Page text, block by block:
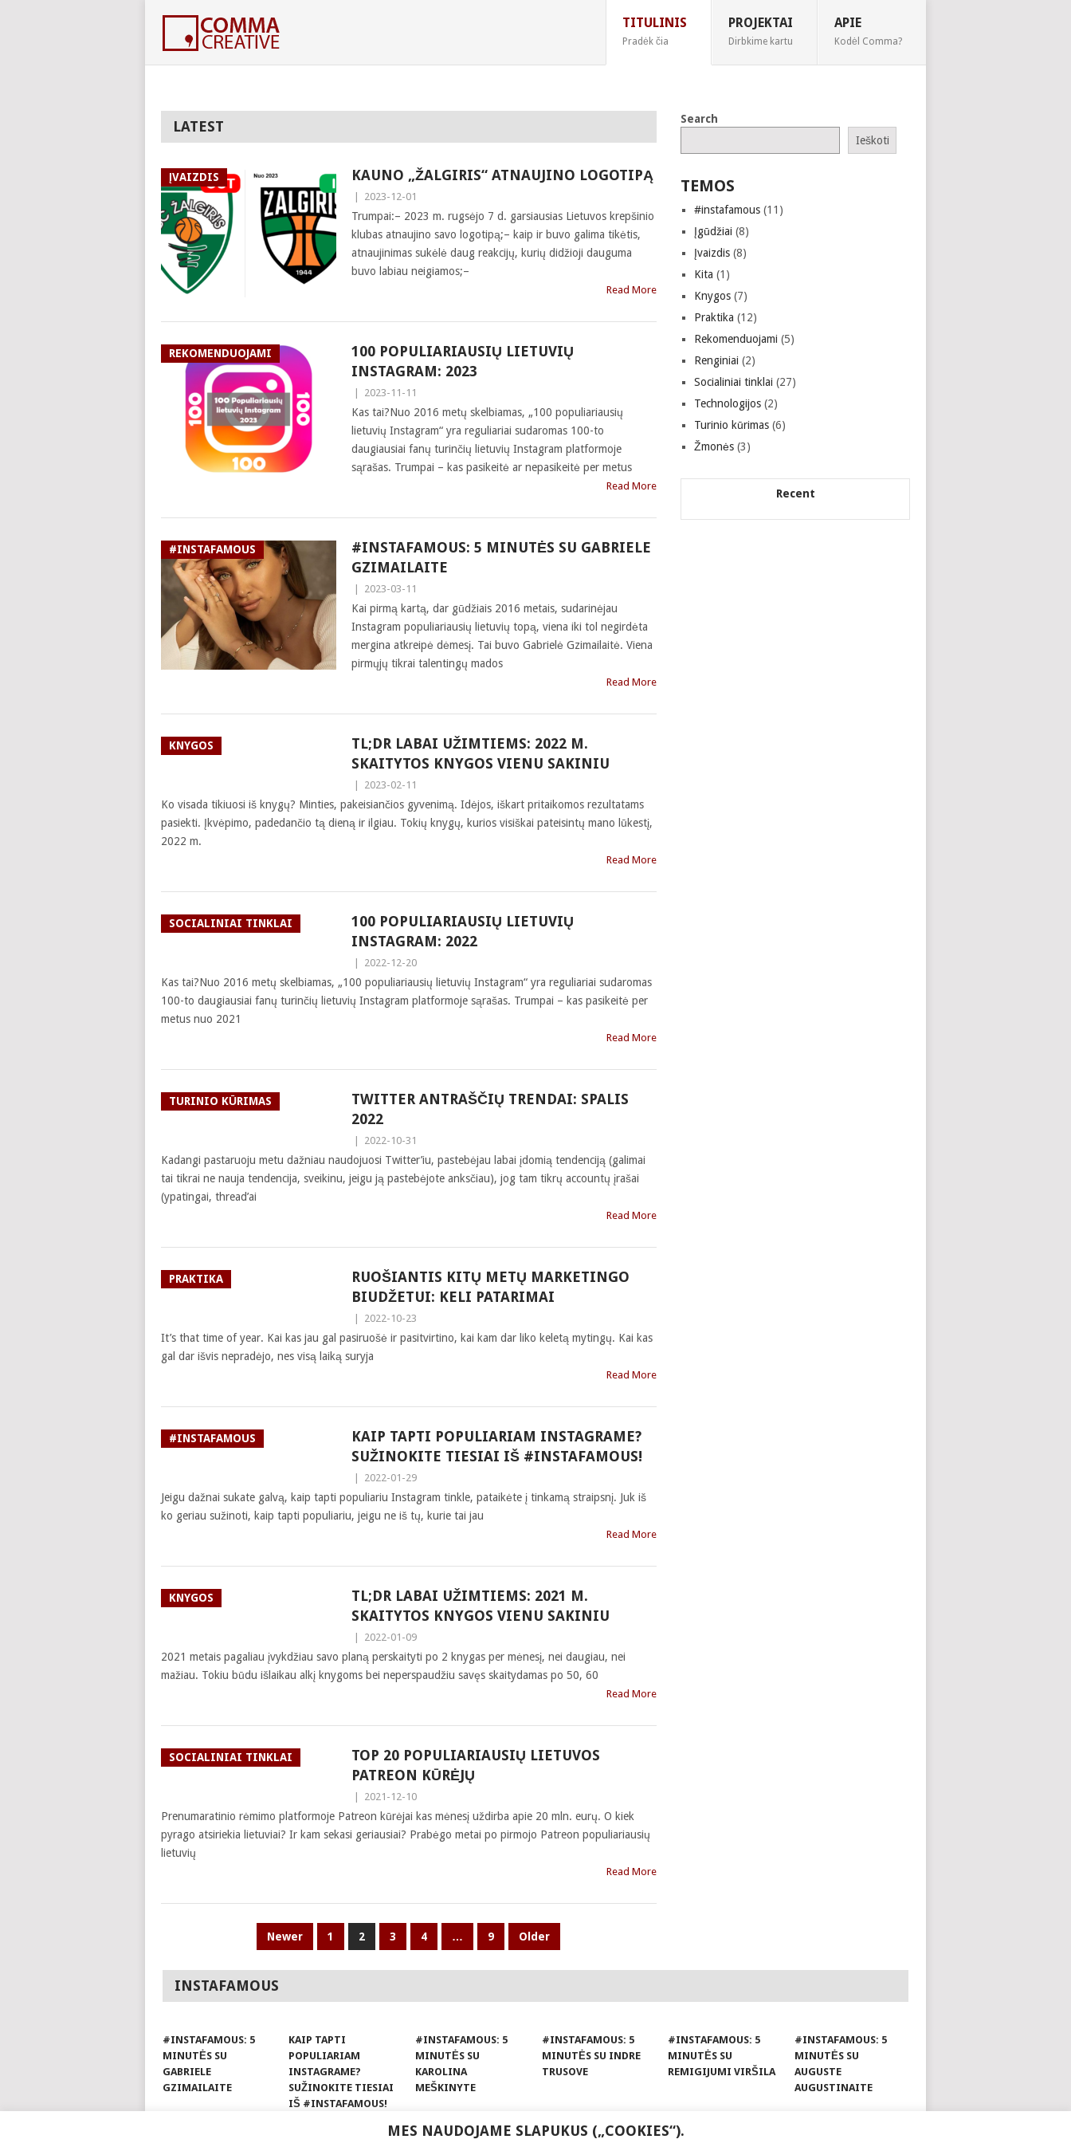
TITULINIS
Pradėk čia
PROJEKTAI
Dirbkime kartu
APIE
Kodėl Comma?
LATEST
ĮVAIZDIS KAUNO „ŽALGIRIS“ ATNAUJINO LOGOTIPĄ
2023-12-01
Trumpai:– 2023 m. rugsėjo 7 d. garsiausias Lietuvos krepšinio
klubas atnaujino savo logotipą;– kaip ir buvo galima tikėtis,
atnaujinimas sukėlė daug reakcijų, kurių didžioji dauguma
buvo labiau neigiamos;–
Read More
REKOMENDUOJAMI
100 POPULIARIAUSIŲ LIETUVIŲ
INSTAGRAM: 2023
2023-11-11
Kas tai?Nuo 2016 metų skelbiamas, „100 populiariausių
lietuvių Instagram“ yra reguliariai sudaromas 100-to
daugiausiai fanų turinčių lietuvių Instagram platformoje
sąrašas. Trumpai – kas pasikeitė ar nepasikeitė per metus
Read More
#INSTAFAMOUS
#INSTAFAMOUS: 5 MINUTĖS SU GABRIELE
GZIMAILAITE
2023-03-11
Kai pirmą kartą, dar gūdžiais 2016 metais, sudarinėjau
Instagram populiariausių lietuvių topą, viena iki tol negirdėta
mergina atkreipė dėmesį. Tai buvo Gabrielė Gzimailaitė. Viena
pirmųjų tikrai talentingų mados
Read More
KNYGOS
TL;DR LABAI UŽIMTIEMS: 2022 M.
SKAITYTOS KNYGOS VIENU SAKINIU
2023-02-11
Ko visada tikiuosi iš knygų? Minties, pakeisiančios gyvenimą. Idėjos, iškart pritaikomos rezultatams
pasiekti. Įkvėpimo, padedančio tą dieną ir ilgiau. Tokių knygų, kurios visiškai pateisintų mano lūkestį,
2022 m.
Read More
SOCIALINIAI TINKLAI
100 POPULIARIAUSIŲ LIETUVIŲ
INSTAGRAM: 2022
2022-12-20
Kas tai?Nuo 2016 metų skelbiamas, „100 populiariausių lietuvių Instagram“ yra reguliariai sudaromas
100-to daugiausiai fanų turinčių lietuvių Instagram platformoje sąrašas. Trumpai – kas pasikeitė per
metus nuo 2021
Read More
TURINIO KŪRIMAS
TWITTER ANTRAŠČIŲ TRENDAI: SPALIS
2022
2022-10-31
Kadangi pastaruoju metu dažniau naudojuosi Twitter’iu, pastebėjau labai įdomią tendenciją (galimai
tai tikrai ne nauja tendencija, sveikinu, jeigu ją pastebėjote anksčiau), jog tam tikrų accountų įrašai
(ypatingai, thread’ai
Read More
PRAKTIKA
RUOŠIANTIS KITŲ METŲ MARKETINGO
BIUDŽETUI: KELI PATARIMAI
2022-10-23
It’s that time of year. Kai kas jau gal pasiruošė ir pasitvirtino, kai kam dar liko keletą mytingų. Kai kas
gal dar išvis nepradėjo, nes visą laiką suryja
Read More
#INSTAFAMOUS
KAIP TAPTI POPULIARIAM INSTAGRAME?
SUŽINOKITE TIESIAI IŠ #INSTAFAMOUS!
2022-01-29
Jeigu dažnai sukate galvą, kaip tapti populiariu Instagram tinkle, pataikėte į tinkamą straipsnį. Juk iš
ko geriau sužinoti, kaip tapti populiariu, jeigu ne iš tų, kurie tai jau
Read More
KNYGOS
TL;DR LABAI UŽIMTIEMS: 2021 M.
SKAITYTOS KNYGOS VIENU SAKINIU
2022-01-09
2021 metais pagaliau įvykdžiau savo planą perskaityti po 2 knygas per mėnesį, nei daugiau, nei
mažiau. Tokiu būdu išlaikau alkį knygoms bei neperspaudžiu savęs skaitydamas po 50, 60
Read More
SOCIALINIAI TINKLAI
TOP 20 POPULIARIAUSIŲ LIETUVOS
PATREON KŪRĖJŲ
2021-12-10
Prenumaratinio rėmimo platformoje Patreon kūrėjai kas mėnesį uždirba apie 20 mln. eurų. O kiek
pyrago atsiriekia lietuviai? Ir kam sekasi geriausiai? Prabėgo metai po pirmojo Patreon populiariausių
lietuvių
Read More
Newer 1 2 3 4 … 9 Older
Search
Ieškoti
TEMOS
#instafamous (11)
Įgūdžiai (8)
Įvaizdis (8)
Kita (1)
Knygos (7)
Praktika (12)
Rekomenduojami (5)
Renginiai (2)
Socialiniai tinklai (27)
Technologijos (2)
Turinio kūrimas (6)
Žmonės (3)
Recent
INSTAFAMOUS
#INSTAFAMOUS: 5
MINUTĖS SU
GABRIELE
GZIMAILAITE
KAIP TAPTI
POPULIARIAM
INSTAGRAME?
SUŽINOKITE TIESIAI
IŠ #INSTAFAMOUS!
#INSTAFAMOUS: 5
MINUTĖS SU
KAROLINA
MEŠKINYTE
#INSTAFAMOUS: 5
MINUTĖS SU INDRE
TRUSOVE
#INSTAFAMOUS: 5
MINUTĖS SU
REMIGIJUMI VIRŠILA
#INSTAFAMOUS: 5
MINUTĖS SU
AUGUSTE
AUGUSTINAITE
MES NAUDOJAME SLAPUKUS („COOKIES“).